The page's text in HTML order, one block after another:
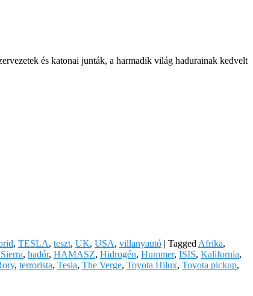
és katonai junták, a harmadik világ hadurainak kedvelt
, TESLA, teszt, UK, USA, villanyautó | Tagged Afrika,
, hadúr, HAMASZ, Hidrogén, Hummer, ISIS, Kalifornia,
, terrorista, Tesla, The Verge, Toyota Hilux, Toyota pickup,